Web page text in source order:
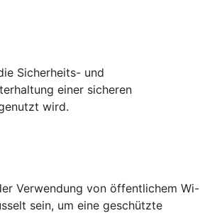
Sicherheits- und
einer sicheren
wird.
Verwendung von öffentlichem Wi-
sein, um eine geschützte